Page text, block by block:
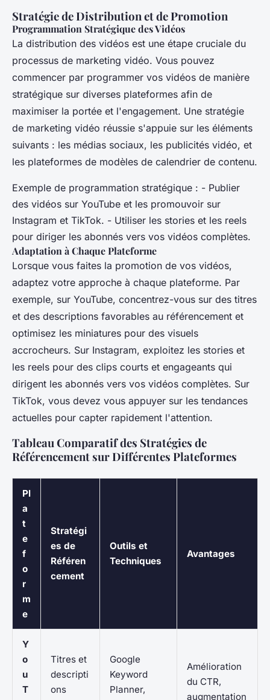
Stratégie de Distribution et de Promotion
Programmation Stratégique des Vidéos
La distribution des vidéos est une étape cruciale du
processus de marketing vidéo. Vous pouvez
commencer par programmer vos vidéos de manière
stratégique sur diverses plateformes afin de
maximiser la portée et l'engagement. Une stratégie
de marketing vidéo réussie s'appuie sur les éléments
suivants : les médias sociaux, les publicités vidéo, et
les plateformes de modèles de calendrier de contenu.
Exemple de programmation stratégique : - Publier
des vidéos sur YouTube et les promouvoir sur
Instagram et TikTok. - Utiliser les stories et les reels
pour diriger les abonnés vers vos vidéos complètes.
Adaptation à Chaque Plateforme
Lorsque vous faites la promotion de vos vidéos,
adaptez votre approche à chaque plateforme. Par
exemple, sur YouTube, concentrez-vous sur des titres
et des descriptions favorables au référencement et
optimisez les miniatures pour des visuels
accrocheurs. Sur Instagram, exploitez les stories et
les reels pour des clips courts et engageants qui
dirigent les abonnés vers vos vidéos complètes. Sur
TikTok, vous devez vous appuyer sur les tendances
actuelles pour capter rapidement l'attention.
Tableau Comparatif des Stratégies de
Référencement sur Différentes Plateformes
Pl
a
t
e
f
o
r
m
e
Stratégi
es de
Référen
cement
Outils et
Techniques
Avantages
Y
o
u
T
Titres et
descripti
ons
Google
Keyword
Planner,
Amélioration
du CTR,
augmentation